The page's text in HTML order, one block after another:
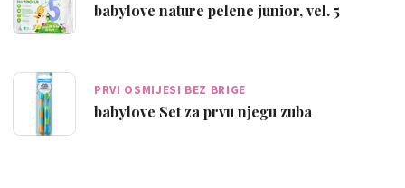
babylove nature pelene junior, vel. 5
PRVI OSMIJESI BEZ BRIGE
babylove Set za prvu njegu zuba